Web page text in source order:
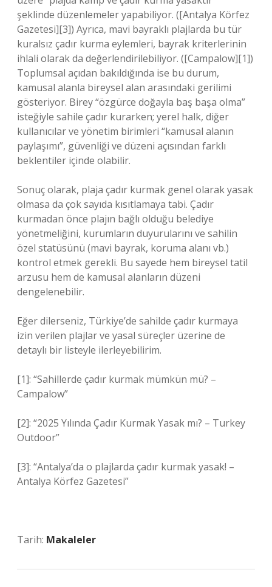
şeklinde düzenlemeler yapabiliyor. ([Antalya Körfez
Gazetesi][3]) Ayrıca, mavi bayraklı plajlarda bu tür
kuralsız çadır kurma eylemleri, bayrak kriterlerinin
ihlali olarak da değerlendirilebiliyor. ([Campalow][1])
Toplumsal açıdan bakıldığında ise bu durum,
kamusal alanla bireysel alan arasındaki gerilimi
gösteriyor. Birey “özgürce doğayla baş başa olma”
isteğiyle sahile çadır kurarken; yerel halk, diğer
kullanıcılar ve yönetim birimleri “kamusal alanın
paylaşımı”, güvenliği ve düzeni açısından farklı
beklentiler içinde olabilir.
Sonuç olarak, plaja çadır kurmak genel olarak yasak
olmasa da çok sayıda kısıtlamaya tabi. Çadır
kurmadan önce plajın bağlı olduğu belediye
yönetmeliğini, kurumların duyurularını ve sahilin
özel statüsünü (mavi bayrak, koruma alanı vb.)
kontrol etmek gerekli. Bu sayede hem bireysel tatil
arzusu hem de kamusal alanların düzeni
dengelenebilir.
Eğer dilerseniz, Türkiye’de sahilde çadır kurmaya
izin verilen plajlar ve yasal süreçler üzerine de
detaylı bir listeyle ilerleyebilirim.
[1]: “Sahillerde çadır kurmak mümkün mü? –
Campalow”
[2]: “2025 Yılında Çadır Kurmak Yasak mı? – Turkey
Outdoor”
[3]: “Antalya’da o plajlarda çadır kurmak yasak! –
Antalya Körfez Gazetesi”
Tarih: Makaleler